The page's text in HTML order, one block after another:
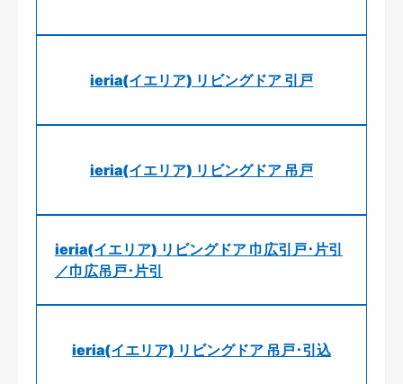
ieria(イエリア) リビングドア 引戸
ieria(イエリア) リビングドア 吊戸
ieria(イエリア) リビングドア 巾広引戸･片引
／巾広吊戸･片引
ieria(イエリア) リビングドア 吊戸･引込